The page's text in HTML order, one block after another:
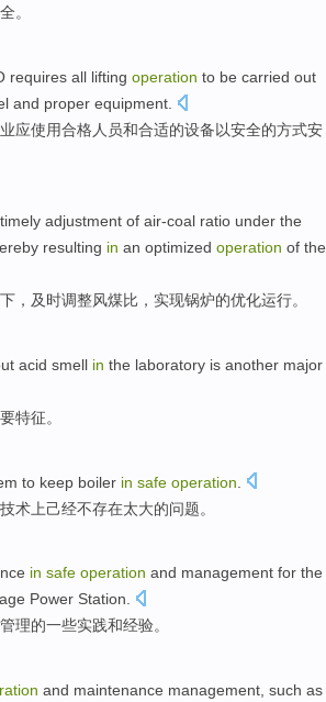
。
requires all lifting operation to be carried out
and proper equipment
应使用合格人员和合适的设备以安全的方式安
timely adjustment of air-coal ratio under the
resulting in an optimized operation of the
下 ， 及时调整风煤比 ，实现锅炉的优化运行。
acid smell in the laboratory is another major
特征。
to keep boiler in safe operation
技术上己经不存在太大的问题。
in safe operation and management for the
Power Station.
管理的一些实践和经验。
and maintenance management such as